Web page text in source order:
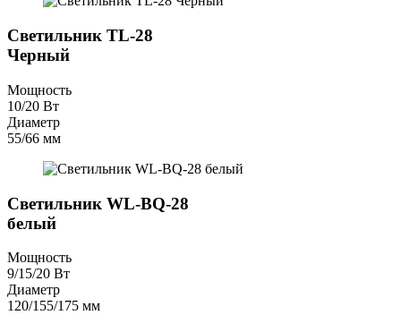
Светильник TL-28
Черный
Мощность
10/20 Вт
Диаметр
55/66 мм
Светильник WL-BQ-28
белый
Мощность
9/15/20 Вт
Диаметр
120/155/175 мм